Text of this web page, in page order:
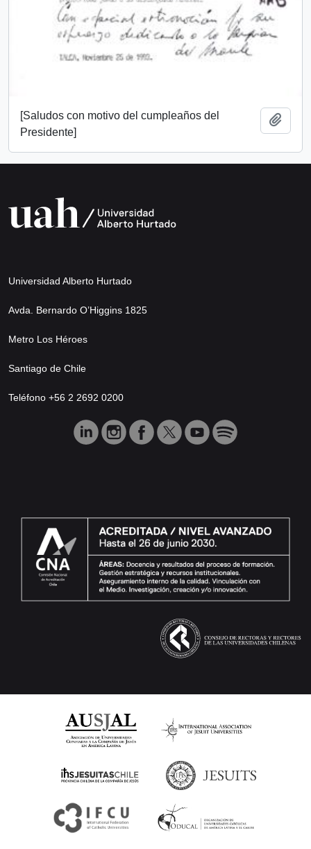
[Saludos con motivo del cumpleaños del
Presidente]
Universidad Alberto Hurtado
Avda. Bernardo O’Higgins 1825
Metro Los Héroes
Santiago de Chile
Teléfono +56 2 2692 0200